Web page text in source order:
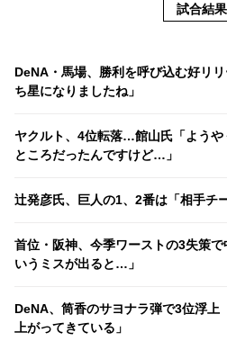
試合結果
DeNA・馬場、勝利を呼び込む好リ
ち星になりましたね」
ヤクルト、4位転落…館山氏「ようや
ところだったんですけど…」
辻発彦氏、巨人の1、2番は「相手チ
首位・阪神、今季ワーストの3失策
いうミスが出ると…」
DeNA、筒香のサヨナラ弾で3位浮
上がってきている」